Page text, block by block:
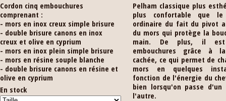
Cordon cinq embouchures
comprenant :
- mors en inox creux simple brisure
- double brisure canons en inox
creux et olive en cyprium
- mors en inox plein simple brisure
- mors en résine souple blanche
- double brisure canons en résine et
olive en cyprium
En stock
Pelham classique plus
plus confortable que le
ordinaire du fait du pivot
du mors qui protège la
main. De plus, il
embouchures grâce à
cachée, ce qui permet de
mors en quelques
fonction de l'énergie du
bien lorsqu'on passe d'un
l'autre.